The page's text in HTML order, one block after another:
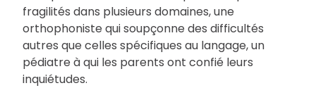
fragilités dans plusieurs domaines, une
orthophoniste qui soupçonne des difficultés
autres que celles spécifiques au langage, un
pédiatre à qui les parents ont confié leurs
inquiétudes.